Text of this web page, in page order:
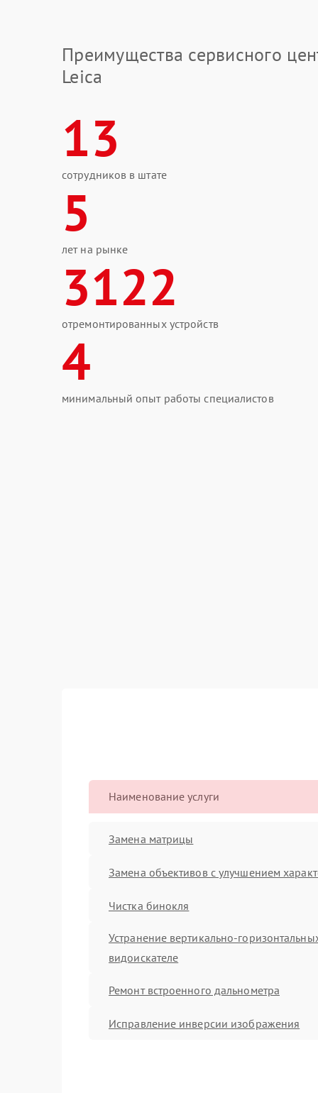
Преимущества сервисного
Leica
13
сотрудников в штате
5
лет на рынке
3122
отремонтированных устройств
4
минимальный опыт работы специалистов
Наименование услуги
Замена матрицы
Замена объективов с улучшением
Чистка бинокля
Устранение вертикально-
видоискателе
Ремонт встроенного дальнометра
Исправление инверсии изображения